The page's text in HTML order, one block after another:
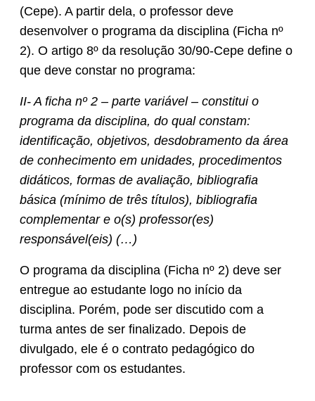
(Cepe). A partir dela, o professor deve
desenvolver o programa da disciplina (Ficha nº
2). O artigo 8º da resolução 30/90-Cepe define o
que deve constar no programa:
II- A ficha nº 2 – parte variável – constitui o
programa da disciplina, do qual constam:
identificação, objetivos, desdobramento da área
de conhecimento em unidades, procedimentos
didáticos, formas de avaliação, bibliografia
básica (mínimo de três títulos), bibliografia
complementar e o(s) professor(es)
responsável(eis) (…)
O programa da disciplina (Ficha nº 2) deve ser
entregue ao estudante logo no início da
disciplina. Porém, pode ser discutido com a
turma antes de ser finalizado. Depois de
divulgado, ele é o contrato pedagógico do
professor com os estudantes.